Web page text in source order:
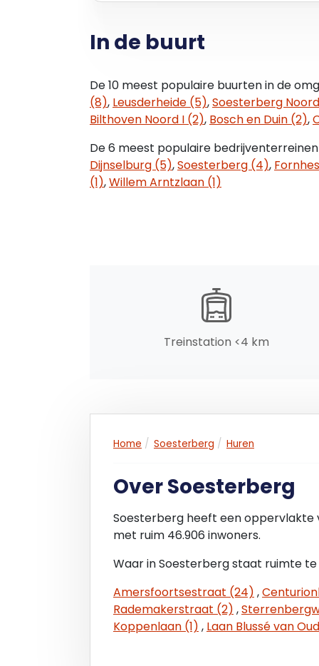
Uitgangspunt is een met BTW belaste
voor verhuurder ontstane financiële
SERVICEKOSTEN
Niet van toepassing.
Huurder dient voor eigen rekening en
voor de levering en het verbruik van
De totale betalingsverplichting dient
De huurprijs zal jaarlijks, voor het eerst
De huurovereenkomst zal zijn
voor Onroerende Zaken (ROZ) 2025,
In overleg.
In de buurt
De 10 meest populaire buurten in de
(8), Leusderheide (5),Soesterberg
Bilthoven Noord I (2), Bosch en Duin (2),
De 6 meest populaire
Dijnselburg (5),Soesterberg (4),
(1),Willem Arntzlaan (1)
Treinstation <4 km
Home Soesterberg Huren
Over Soesterberg
Soesterberg heeft een oppervlakte
met ruim 46.906 inwoners.
Waar in Soesterberg staat ruimte
Amersfoortsestraat (24) ,
Rademakerstraat (2) ,
Koppenlaan (1) , Laan Blussé van